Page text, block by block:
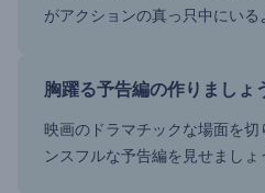
がアクションの真っ只中にいる
胸躍る予告編の作りましょ
映画のドラマチックな場面を
ンスフルな予告編を見せましょ